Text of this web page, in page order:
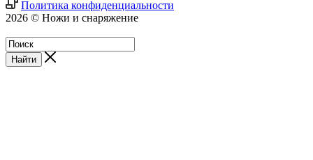
Политика конфиденциальности
2026 © Ножи и снаряжение
Найти